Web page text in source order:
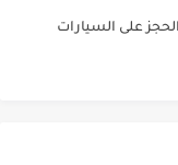
على السيارات